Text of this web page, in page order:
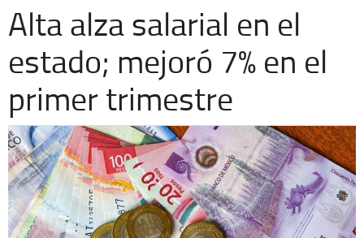
Cronos
Economía
Espectáculos
Deportes
Extra +
Alta alza salarial en el
estado; mejoró 7% en el
primer trimestre